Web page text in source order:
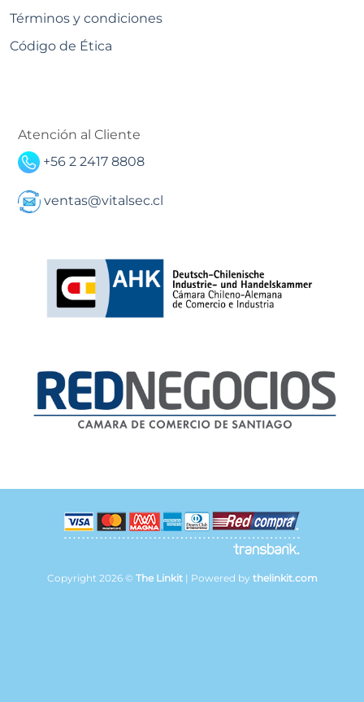
Términos y condiciones
Código de Ética
Atención al Cliente
+56 2 2417 8808
ventas@vitalsec.cl
Copyright 2026 © The Linkit| Powered by thelinkit.com